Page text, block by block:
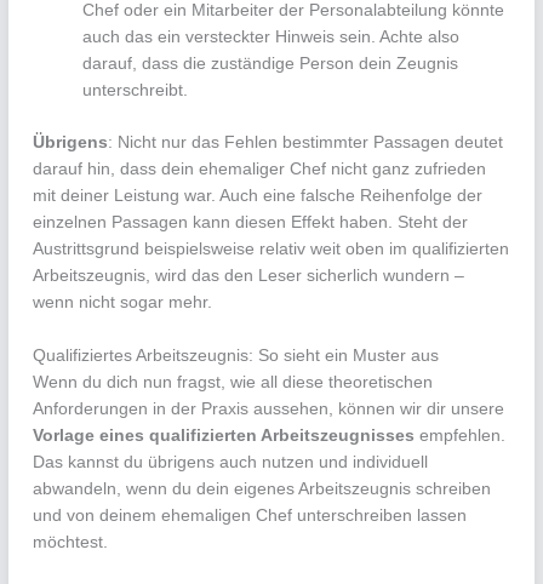
Chef oder ein Mitarbeiter der Personalabteilung könnte
auch das ein versteckter Hinweis sein. Achte also
darauf, dass die zuständige Person dein Zeugnis
unterschreibt.
Übrigens: Nicht nur das Fehlen bestimmter Passagen deutet
darauf hin, dass dein ehemaliger Chef nicht ganz zufrieden
mit deiner Leistung war. Auch eine falsche Reihenfolge der
einzelnen Passagen kann diesen Effekt haben. Steht der
Austrittsgrund beispielsweise relativ weit oben im qualifizierten
Arbeitszeugnis, wird das den Leser sicherlich wundern –
wenn nicht sogar mehr.
Qualifiziertes Arbeitszeugnis: So sieht ein Muster aus
Wenn du dich nun fragst, wie all diese theoretischen
Anforderungen in der Praxis aussehen, können wir dir unsere
Vorlage eines qualifizierten Arbeitszeugnisses empfehlen.
Das kannst du übrigens auch nutzen und individuell
abwandeln, wenn du dein eigenes Arbeitszeugnis schreiben
und von deinem ehemaligen Chef unterschreiben lassen
möchtest.